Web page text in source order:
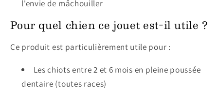
l'envie de mâchouiller
Pour quel chien ce jouet est-il utile ?
Ce produit est particulièrement utile pour :
Les chiots entre 2 et 6 mois en pleine poussée
dentaire (toutes races)